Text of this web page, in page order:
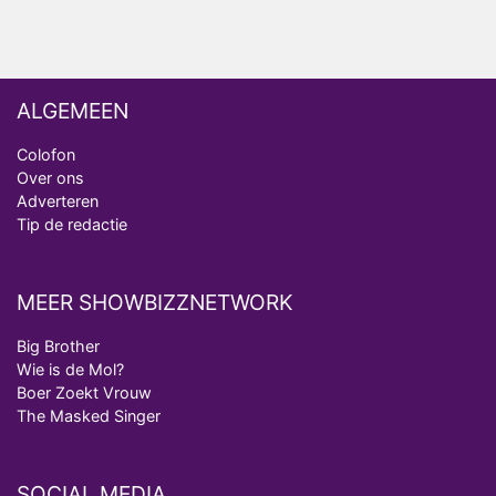
ALGEMEEN
Colofon
Over ons
Adverteren
Tip de redactie
MEER SHOWBIZZNETWORK
Big Brother
Wie is de Mol?
Boer Zoekt Vrouw
The Masked Singer